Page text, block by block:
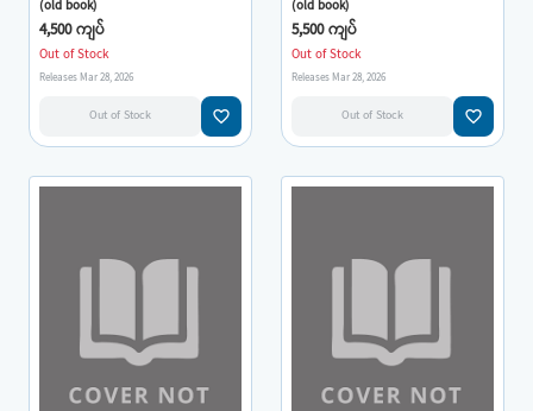
(old book)
4,500 ကျပ်
Out of Stock
Releases Mar 28, 2026
Out of Stock favorite_border
(old book)
5,500 ကျပ်
Out of Stock
Releases Mar 28, 2026
Out of Stock favorite_border